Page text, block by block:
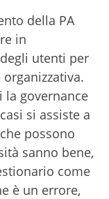
della PA
in
utenti per
governance
si assiste a
possono
sanno bene,
come
è un errore,